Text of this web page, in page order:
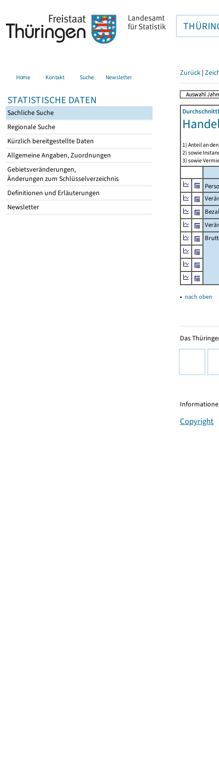
Home Kontakt Suche Newsletter
STATISTISCHE DATEN
Sachliche Suche
Regionale Suche
Kürzlich bereitgestellte Daten
Allgemeine Angaben, Zuordnungen
Gebietsveränderungen,
Änderungen zum Schlüsselverzeichnis
Definitionen und Erläuterungen
Newsletter
Zurück |
1) Anteil an
2) sowie
3) sowie
▴ nach oben
Das
Copyright